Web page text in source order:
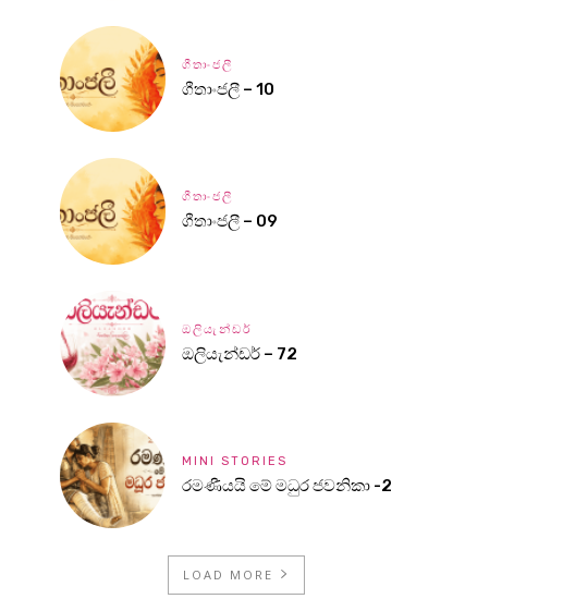
ගීතාංජලී
ගීතාංජලී – 10
ගීතාංජලී
ගීතාංජලී – 09
ඔලියැන්ඩර්
ඔලියැන්ඩර් – 72
MINI STORIES
රමණීයයි මේ මධුර ජවනිකා -2
LOAD MORE